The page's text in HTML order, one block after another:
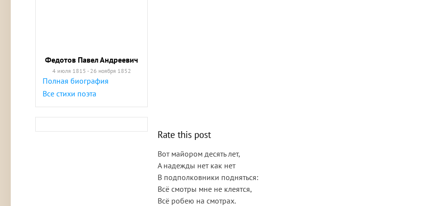
Федотов Павел Андреевич
4 июля 1815 - 26 ноября 1852
Полная биография
Все стихи поэта
Rate this post
Вот майором десять лет,
А надежды нет как нет
В подполковники подняться:
Всё смотры мне не клеятся,
Всё робею на смотрах.